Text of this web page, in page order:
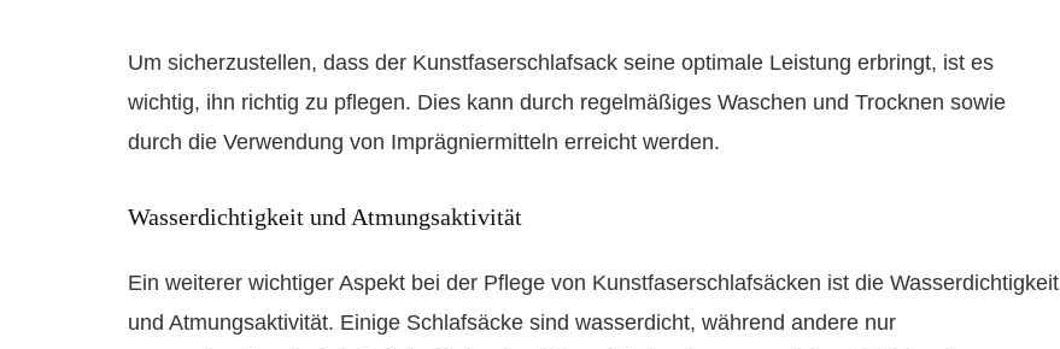
Um sicherzustellen, dass der Kunstfaserschlafsack seine optimale Leistung erbringt, ist es
wichtig, ihn richtig zu pflegen. Dies kann durch regelmäßiges Waschen und Trocknen sowie
durch die Verwendung von Imprägniermitteln erreicht werden.
Wasserdichtigkeit und Atmungsaktivität
Ein weiterer wichtiger Aspekt bei der Pflege von Kunstfaserschlafsäcken ist die Wasserdichtigkeit
und Atmungsaktivität. Einige Schlafsäcke sind wasserdicht, während andere nur